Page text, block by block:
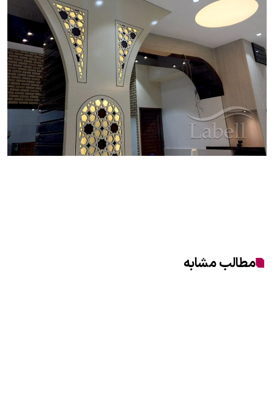
مطالب مشابه